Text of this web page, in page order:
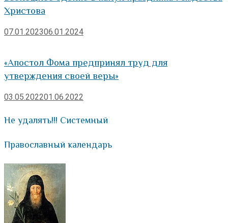
Христова
07.01.202306.01.2024
«Апостол Фома предпринял труд для
утверждения своей веры»
03.05.202201.06.2022
Не удалять!!! Системный
Православный календарь